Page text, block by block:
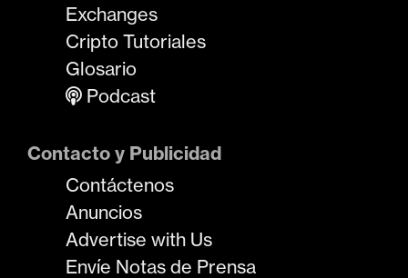
Exchanges
Cripto Tutoriales
Glosario
Podcast
Contacto y Publicidad
Contáctenos
Anuncios
Advertise with Us
Envíe Notas de Prensa